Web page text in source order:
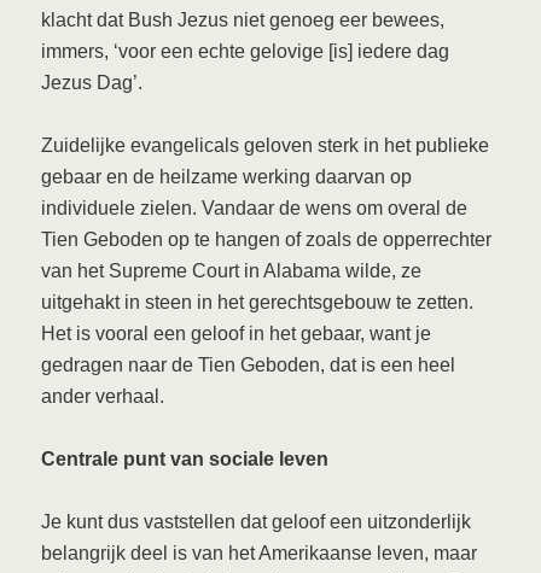
klacht dat Bush Jezus niet genoeg eer bewees,
immers, ‘voor een echte gelovige [is] iedere dag
Jezus Dag’.
Zuidelijke evangelicals geloven sterk in het publieke
gebaar en de heilzame werking daarvan op
individuele zielen. Vandaar de wens om overal de
Tien Geboden op te hangen of zoals de opperrechter
van het Supreme Court in Alabama wilde, ze
uitgehakt in steen in het gerechtsgebouw te zetten.
Het is vooral een geloof in het gebaar, want je
gedragen naar de Tien Geboden, dat is een heel
ander verhaal.
Centrale punt van sociale leven
Je kunt dus vaststellen dat geloof een uitzonderlijk
belangrijk deel is van het Amerikaanse leven, maar